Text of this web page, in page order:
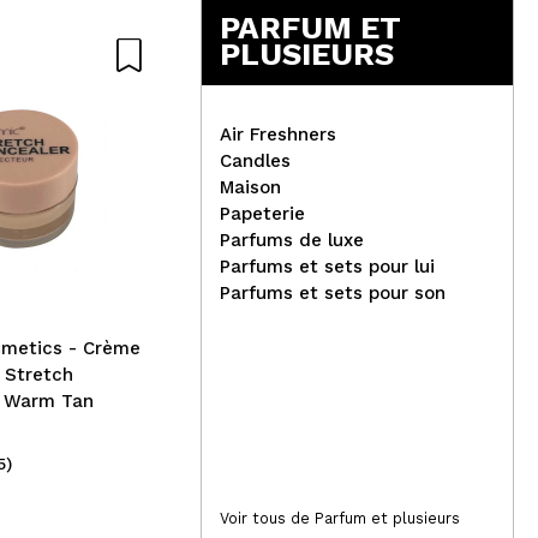
- Crème
Stretch
Tan
Lola Cosmetics - *Ela É
Carioca* - Masque hydro-
nourrissant - Cheveux secs
PARFUM ET
PLUSIEURS
Air Freshners
Candles
Maison
Papeterie
Parfums de luxe
Parfums et sets pour lui
Parfums et sets pour son
Voir tous de Parfum et plusieurs